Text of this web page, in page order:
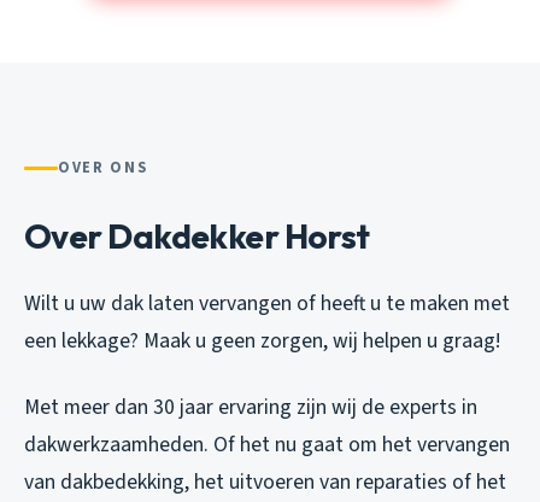
OVER ONS
Over Dakdekker Horst
Wilt u uw dak laten vervangen of heeft u te maken met
een lekkage? Maak u geen zorgen, wij helpen u graag!
Met meer dan 30 jaar ervaring zijn wij de experts in
dakwerkzaamheden. Of het nu gaat om het vervangen
van dakbedekking, het uitvoeren van reparaties of het